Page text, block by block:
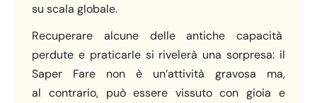
su scala globale.
Recuperare alcune delle antiche capacità
perdute e praticarle si rivelerà una sorpresa: il
Saper Fare non è un’attività gravosa ma,
al contrario, può essere vissuto con gioia e